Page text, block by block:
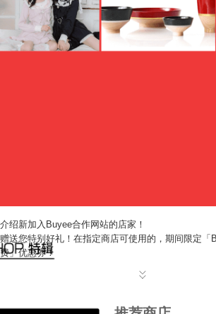
介绍新加入Buyee合作网站的店家！
赠送您特别好礼！在指定商店可使用的，期间限定「
费」优惠券！